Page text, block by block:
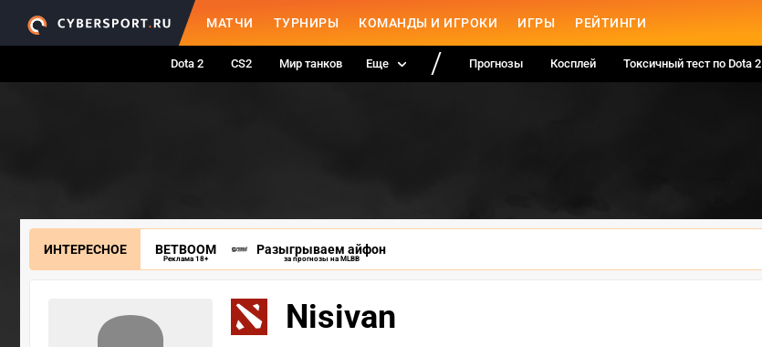
МАТЧИ ТУРНИРЫ КОМАНДЫ И ИГРОКИ ИГРЫ РЕЙТИНГИ
Dota 2 CS2 Мир танков Еще Прогнозы Косплей Токсичный тест по Dota 2
ИНТЕРЕСНОЕ BETBOOM
Реклама 18+
Разыгрываем айфон
за прогнозы на MLBB
Nisivan